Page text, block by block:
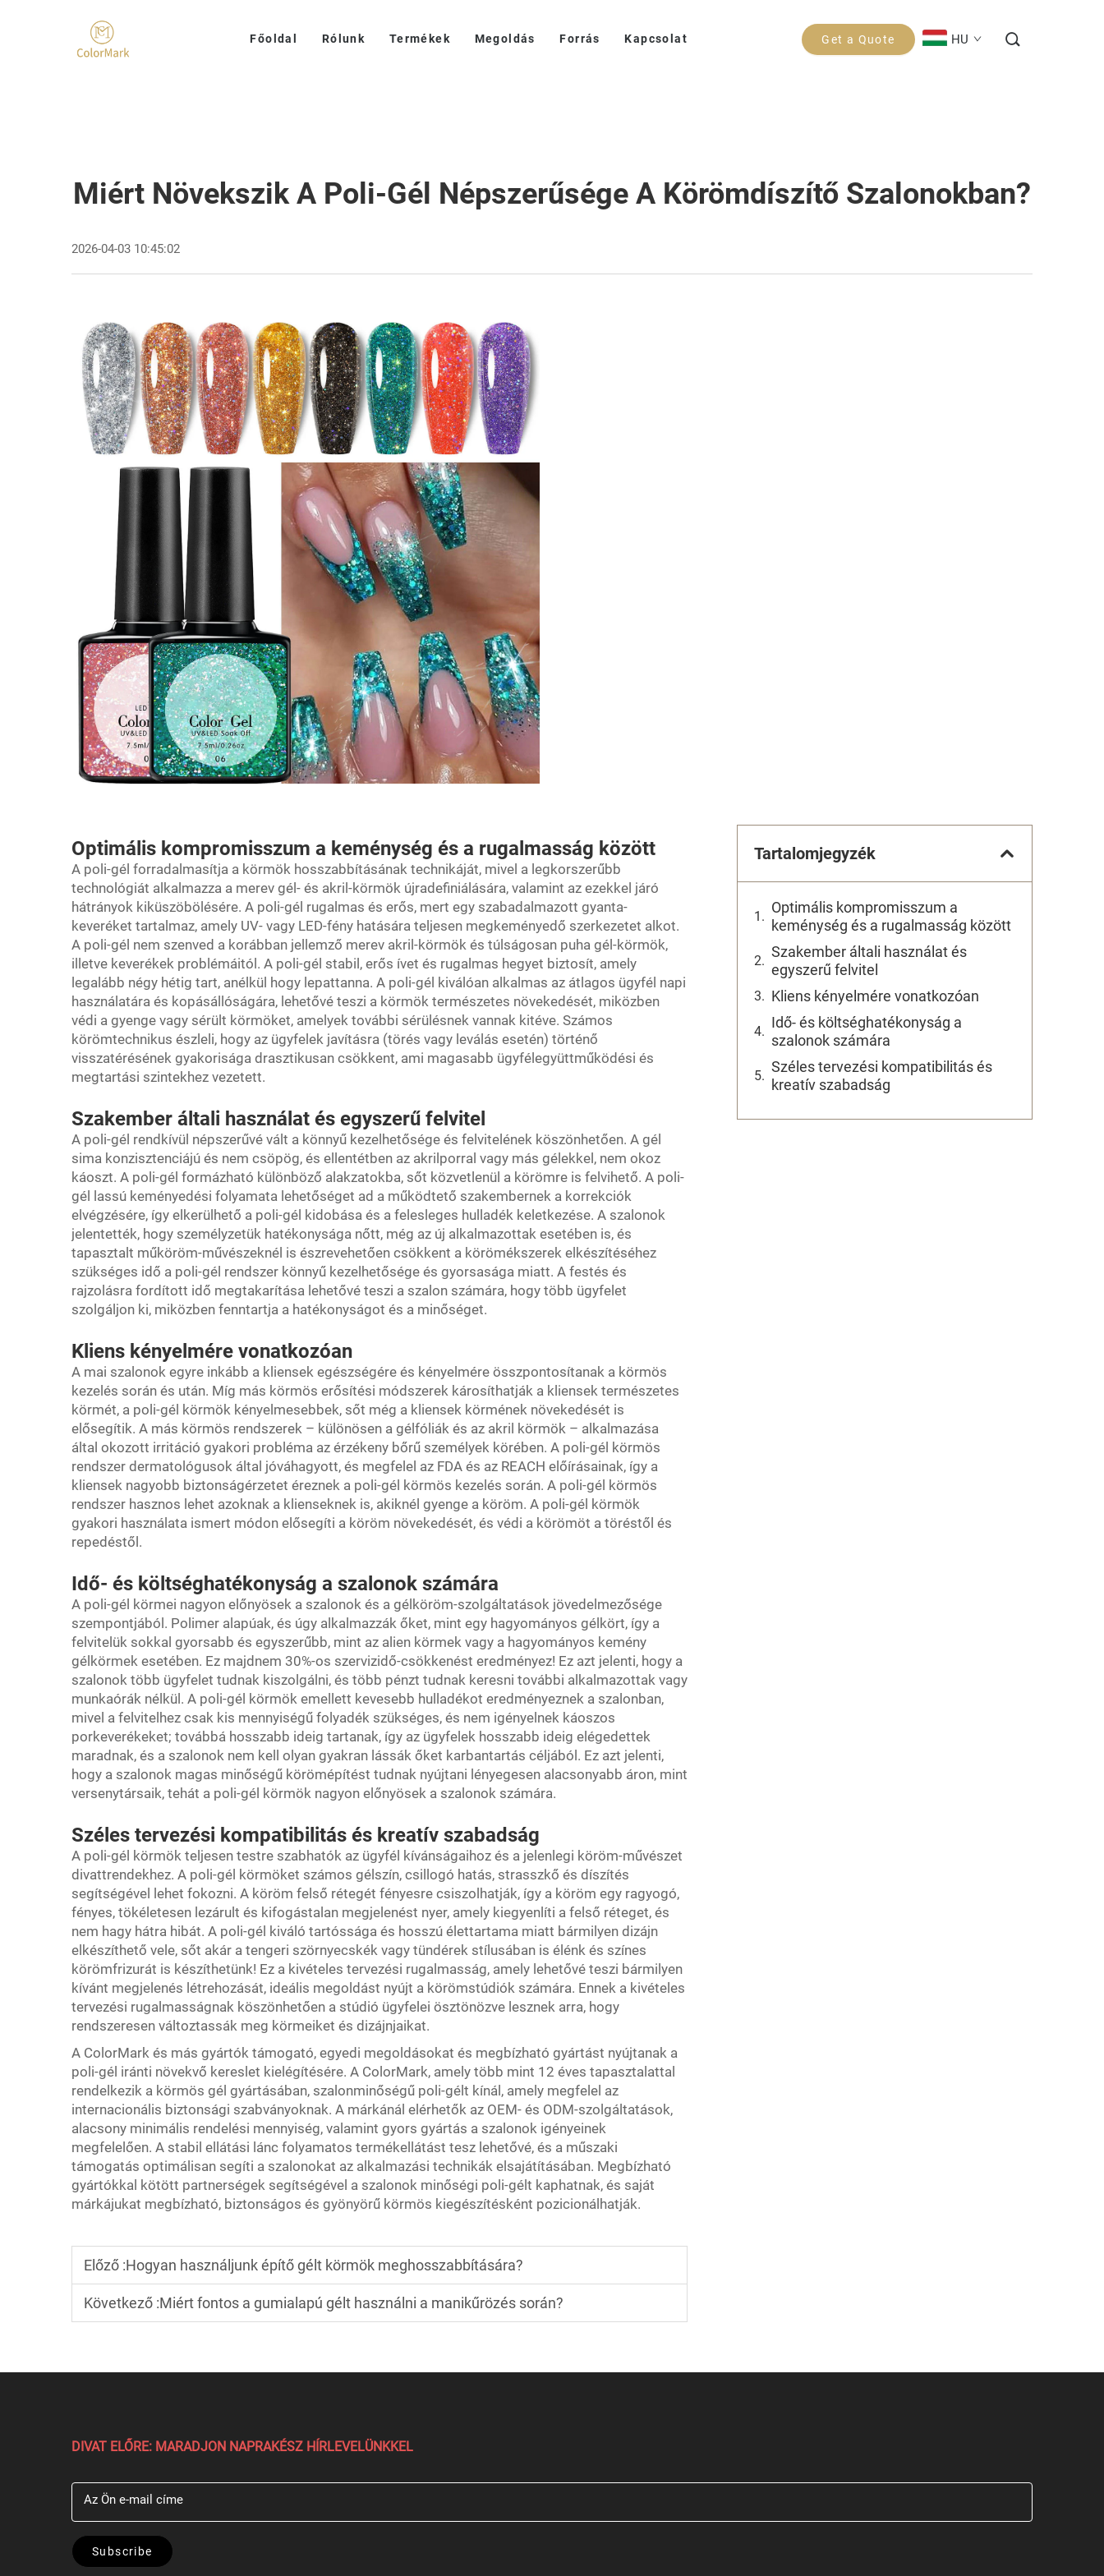
Főoldal Rólunk Termékek Megoldás Forrás Kapcsolat Get a Quote HU
Miért Növekszik A Poli-Gél Népszerűsége A Körömdíszítő Szalonokban?
2026-04-03 10:45:02
Optimális kompromisszum a keménység és a rugalmasság között
A poli-gél forradalmasítja a körmök hosszabbításának technikáját, mivel a legkorszerűbb
technológiát alkalmazza a merev gél- és akril-körmök újradefiniálására, valamint az ezekkel járó
hátrányok kiküszöbölésére. A poli-gél rugalmas és erős, mert egy szabadalmazott gyanta-
keveréket tartalmaz, amely UV- vagy LED-fény hatására teljesen megkeményedő szerkezetet alkot.
A poli-gél nem szenved a korábban jellemző merev akril-körmök és túlságosan puha gél-körmök,
illetve keverékek problémáitól. A poli-gél stabil, erős ívet és rugalmas hegyet biztosít, amely
legalább négy hétig tart, anélkül hogy lepattanna. A poli-gél kiválóan alkalmas az átlagos ügyfél napi
használatára és kopásállóságára, lehetővé teszi a körmök természetes növekedését, miközben
védi a gyenge vagy sérült körmöket, amelyek további sérülésnek vannak kitéve. Számos
körömtechnikus észleli, hogy az ügyfelek javításra (törés vagy leválás esetén) történő
visszatérésének gyakorisága drasztikusan csökkent, ami magasabb ügyfélegyüttműködési és
megtartási szintekhez vezetett.
Szakember általi használat és egyszerű felvitel
A poli-gél rendkívül népszerűvé vált a könnyű kezelhetősége és felvitelének köszönhetően. A gél
sima konzisztenciájú és nem csöpög, és ellentétben az akrilporral vagy más gélekkel, nem okoz
káoszt. A poli-gél formázható különböző alakzatokba, sőt közvetlenül a körömre is felvihető. A poli-
gél lassú keményedési folyamata lehetőséget ad a működtető szakembernek a korrekciók
elvégzésére, így elkerülhető a poli-gél kidobása és a felesleges hulladék keletkezése. A szalonok
jelentették, hogy személyzetük hatékonysága nőtt, még az új alkalmazottak esetében is, és
tapasztalt műköröm-művészeknél is észrevehetően csökkent a körömékszerek elkészítéséhez
szükséges idő a poli-gél rendszer könnyű kezelhetősége és gyorsasága miatt. A festés és
rajzolásra fordított idő megtakarítása lehetővé teszi a szalon számára, hogy több ügyfelet
szolgáljon ki, miközben fenntartja a hatékonyságot és a minőséget.
Kliens kényelmére vonatkozóan
A mai szalonok egyre inkább a kliensek egészségére és kényelmére összpontosítanak a körmös
kezelés során és után. Míg más körmös erősítési módszerek károsíthatják a kliensek természetes
körmét, a poli-gél körmök kényelmesebbek, sőt még a kliensek körmének növekedését is
elősegítik. A más körmös rendszerek – különösen a gélfóliák és az akril körmök – alkalmazása
által okozott irritáció gyakori probléma az érzékeny bőrű személyek körében. A poli-gél körmös
rendszer dermatológusok által jóváhagyott, és megfelel az FDA és az REACH előírásainak, így a
kliensek nagyobb biztonságérzetet éreznek a poli-gél körmös kezelés során. A poli-gél körmös
rendszer hasznos lehet azoknak a klienseknek is, akiknél gyenge a köröm. A poli-gél körmök
gyakori használata ismert módon elősegíti a köröm növekedését, és védi a körömöt a töréstől és
repedéstől.
Idő- és költséghatékonyság a szalonok számára
A poli-gél körmei nagyon előnyösek a szalonok és a gélköröm-szolgáltatások jövedelmezősége
szempontjából. Polimer alapúak, és úgy alkalmazzák őket, mint egy hagyományos gélkört, így a
felvitelük sokkal gyorsabb és egyszerűbb, mint az alien körmek vagy a hagyományos kemény
gélkörmek esetében. Ez majdnem 30%-os szervizidő-csökkenést eredményez! Ez azt jelenti, hogy a
szalonok több ügyfelet tudnak kiszolgálni, és több pénzt tudnak keresni további alkalmazottak vagy
munkaórák nélkül. A poli-gél körmök emellett kevesebb hulladékot eredményeznek a szalonban,
mivel a felvitelhez csak kis mennyiségű folyadék szükséges, és nem igényelnek káoszos
porkeverékeket; továbbá hosszabb ideig tartanak, így az ügyfelek hosszabb ideig elégedettek
maradnak, és a szalonok nem kell olyan gyakran lássák őket karbantartás céljából. Ez azt jelenti,
hogy a szalonok magas minőségű körömépítést tudnak nyújtani lényegesen alacsonyabb áron, mint
versenytársaik, tehát a poli-gél körmök nagyon előnyösek a szalonok számára.
Széles tervezési kompatibilitás és kreatív szabadság
A poli-gél körmök teljesen testre szabhatók az ügyfél kívánságaihoz és a jelenlegi köröm-művészet
divattrendekhez. A poli-gél körmöket számos gélszín, csillogó hatás, strasszkő és díszítés
segítségével lehet fokozni. A köröm felső rétegét fényesre csiszolhatják, így a köröm egy ragyogó,
fényes, tökéletesen lezárult és kifogástalan megjelenést nyer, amely kiegyenlíti a felső réteget, és
nem hagy hátra hibát. A poli-gél kiváló tartóssága és hosszú élettartama miatt bármilyen dizájn
elkészíthető vele, sőt akár a tengeri szörnyecskék vagy tündérek stílusában is élénk és színes
körömfrizurát is készíthetünk! Ez a kivételes tervezési rugalmasság, amely lehetővé teszi bármilyen
kívánt megjelenés létrehozását, ideális megoldást nyújt a körömstúdiók számára. Ennek a kivételes
tervezési rugalmasságnak köszönhetően a stúdió ügyfelei ösztönözve lesznek arra, hogy
rendszeresen változtassák meg körmeiket és dizájnjaikat.
A ColorMark és más gyártók támogató, egyedi megoldásokat és megbízható gyártást nyújtanak a
poli-gél iránti növekvő kereslet kielégítésére. A ColorMark, amely több mint 12 éves tapasztalattal
rendelkezik a körmös gél gyártásában, szalonminőségű poli-gélt kínál, amely megfelel az
internacionális biztonsági szabványoknak. A márkánál elérhetők az OEM- és ODM-szolgáltatások,
alacsony minimális rendelési mennyiség, valamint gyors gyártás a szalonok igényeinek
megfelelően. A stabil ellátási lánc folyamatos termékellátást tesz lehetővé, és a műszaki
támogatás optimálisan segíti a szalonokat az alkalmazási technikák elsajátításában. Megbízható
gyártókkal kötött partnerségek segítségével a szalonok minőségi poli-gélt kaphatnak, és saját
márkájukat megbízható, biztonságos és gyönyörű körmös kiegészítésként pozicionálhatják.
Előző :Hogyan használjunk építő gélt körmök meghosszabbítására?
Következő :Miért fontos a gumialapú gélt használni a manikűrözés során?
Tartalomjegyzék
Optimális kompromisszum a
keménység és a rugalmasság között
Szakember általi használat és
egyszerű felvitel
Kliens kényelmére vonatkozóan
Idő- és költséghatékonyság a
szalonok számára
Széles tervezési kompatibilitás és
kreatív szabadság
DIVAT ELŐRE: MARADJON NAPRAKÉSZ HÍRLEVELÜNKKEL
Az Ön e-mail címe
Subscribe